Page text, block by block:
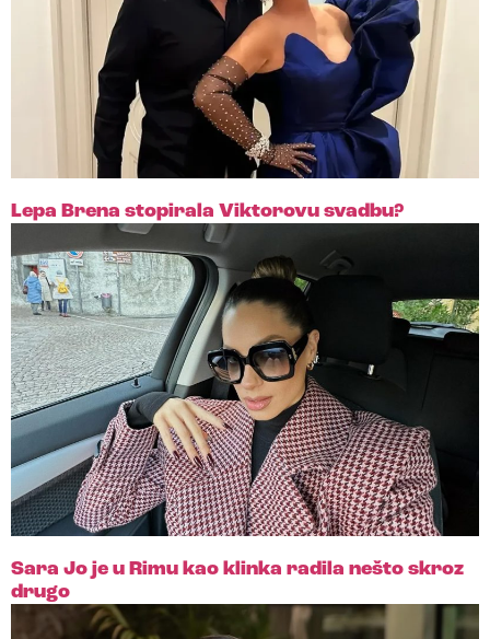
Lepa Brena stopirala Viktorovu svadbu?
Sara Jo je u Rimu kao klinka radila nešto skroz
drugo